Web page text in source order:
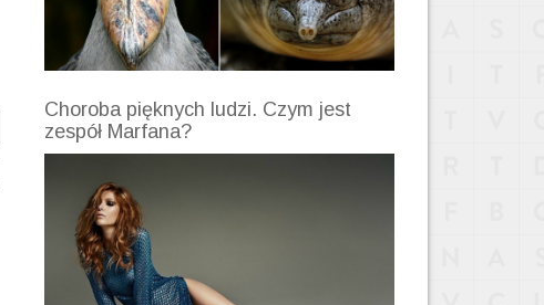
Choroba pięknych ludzi. Czym jest
zespół Marfana?